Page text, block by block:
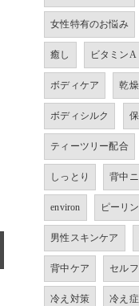
女性特有のお悩み
癒し ビタミンA
ボディケア 乾
ボディシルク
ティーツリー配合
しっとり 背中
environ ピーリ
男性スキンケア
背中ケア セル
冷え対策 冷え症